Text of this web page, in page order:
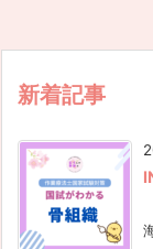
新着記事